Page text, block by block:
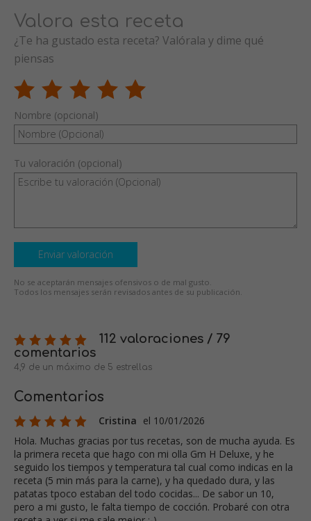
Valora esta receta
¿Te ha gustado esta receta? Valórala y dime qué
piensas
Nombre (opcional)
Tu valoración (opcional)
Enviar valoración
No se aceptarán mensajes ofensivos o de mal gusto.
Todos los mensajes serán revisados antes de su publicación.
112 valoraciones / 79
comentarios
4,9 de un máximo de 5 estrellas
Comentarios
Cristina el 10/01/2026
Hola. Muchas gracias por tus recetas, son de mucha ayuda. Es
la primera receta que hago con mi olla Gm H Deluxe, y he
seguido los tiempos y temperatura tal cual como indicas en la
receta (5 min más para la carne), y ha quedado dura, y las
patatas tpoco estaban del todo cocidas... De sabor un 10,
pero a mi gusto, le falta tiempo de cocción. Probaré con otra